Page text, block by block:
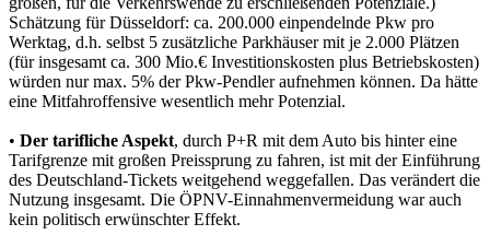
Schätzung für Düsseldorf: ca. 200.000 einpendelnde Pkw pro
Werktag, d.h. selbst 5 zusätzliche Parkhäuser mit je 2.000 Plätzen
(für insgesamt ca. 300 Mio.€ Investitionskosten plus Betriebskosten)
würden nur max. 5% der Pkw-Pendler aufnehmen können. Da hätte
eine Mitfahroffensive wesentlich mehr Potenzial.
• Der tarifliche Aspekt, durch P+R mit dem Auto bis hinter eine
Tarifgrenze mit großen Preissprung zu fahren, ist mit der Einführung
des Deutschland-Tickets weitgehend weggefallen. Das verändert die
Nutzung insgesamt. Die ÖPNV-Einnahmenvermeidung war auch
kein politisch erwünschter Effekt.